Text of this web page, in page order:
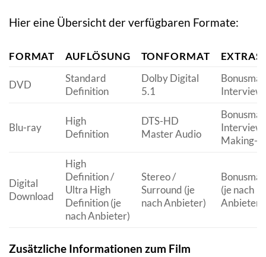
Hier eine Übersicht der verfügbaren Formate:
FORMAT AUFLÖSUNG TONFORMAT EXTRAS
DVD
Standard
Definition
Dolby Digital
5.1
Blu-ray
High
Definition
DTS-HD
Master Audio
Making-of
Digital
Download
High
Definition /
Ultra High
Definition (je
nach Anbieter)
Stereo /
Surround (je
nach Anbieter)
(je nach
Anbieter)
Zusätzliche Informationen zum Film